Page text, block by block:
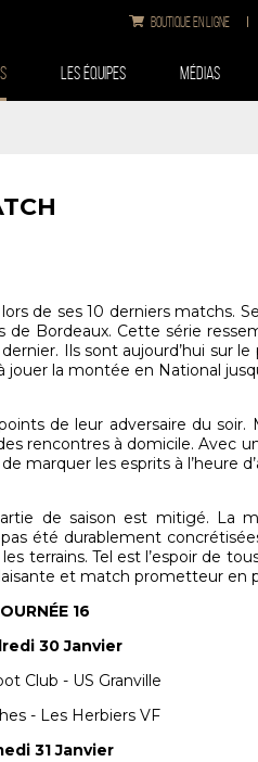
Boutique en ligne
Les équipes Médias
de ses 10 derniers matchs.
Bordeaux. Cette série
Ils sont aujourd’hui sur
la montée en National
de leur adversaire du soir.
rencontres à domicile. Avec
les esprits à l’heure
de saison est mitigé. La
été durablement
terrains. Tel est l’espoir de
et match prometteur en
16
30 Janvier
Club - US Granville
- Les Herbiers VF
31 Janvier